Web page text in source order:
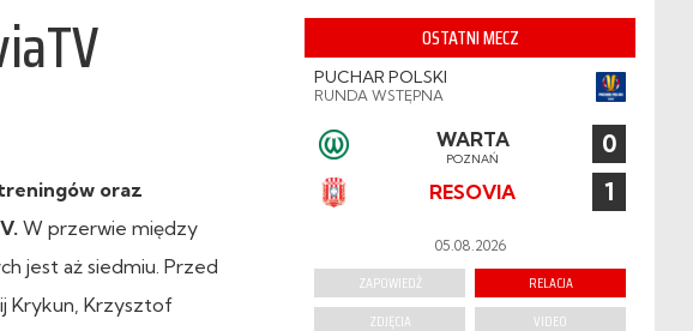
oraz
W przerwie między
jest aż siedmiu. Przed
Krykun, Krzysztof
OSTATNI MECZ
PUCHAR POLSKI
RUNDA WSTĘPNA
WARTA
POZNAŃ 0
RESOVIA 1
05.08.2026
ZAPOWIEDŹ
RELACJA
ZDJĘCIA
VIDEO